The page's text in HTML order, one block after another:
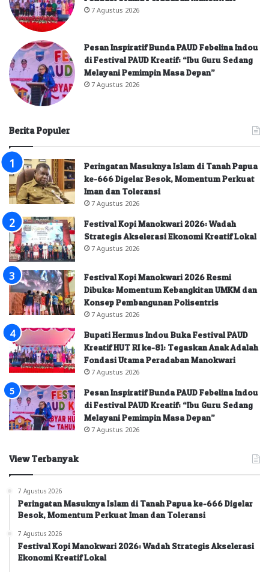
7 Agustus 2026
Pesan Inspiratif Bunda PAUD Febelina Indou
di Festival PAUD Kreatif: “Ibu Guru Sedang
Melayani Pemimpin Masa Depan”
7 Agustus 2026
Berita Populer
Peringatan Masuknya Islam di Tanah Papua
ke-666 Digelar Besok, Momentum Perkuat
Iman dan Toleransi
7 Agustus 2026
Festival Kopi Manokwari 2026: Wadah
Strategis Akselerasi Ekonomi Kreatif Lokal
7 Agustus 2026
Festival Kopi Manokwari 2026 Resmi
Dibuka: Momentum Kebangkitan UMKM dan
Konsep Pembangunan Polisentris
7 Agustus 2026
Bupati Hermus Indou Buka Festival PAUD
Kreatif HUT RI ke-81: Tegaskan Anak Adalah
Fondasi Utama Peradaban Manokwari
7 Agustus 2026
Pesan Inspiratif Bunda PAUD Febelina Indou
di Festival PAUD Kreatif: “Ibu Guru Sedang
Melayani Pemimpin Masa Depan”
7 Agustus 2026
View Terbanyak
7 Agustus 2026
Peringatan Masuknya Islam di Tanah Papua ke-666 Digelar
Besok, Momentum Perkuat Iman dan Toleransi
7 Agustus 2026
Festival Kopi Manokwari 2026: Wadah Strategis Akselerasi
Ekonomi Kreatif Lokal